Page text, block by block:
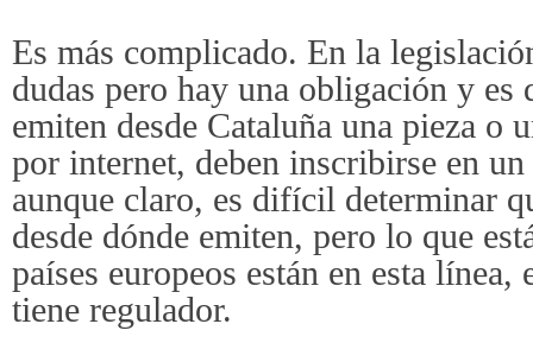
Es más complicado. En la
dudas pero hay una obligación y es
emiten desde Cataluña una pieza o
por internet, deben inscribirse en
aunque claro, es difícil determinar
desde dónde emiten, pero lo que
países europeos están en esta línea,
tiene regulador.